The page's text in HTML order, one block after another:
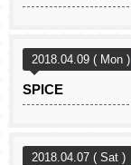
2018.04.09 ( Mon )
SPICE
2018.04.07 ( Sat )